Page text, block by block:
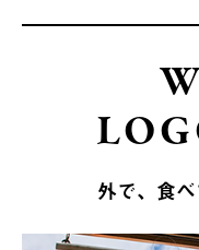
外で、食